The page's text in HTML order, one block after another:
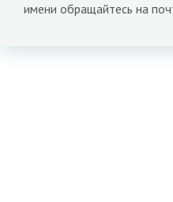
имени обращайтесь на